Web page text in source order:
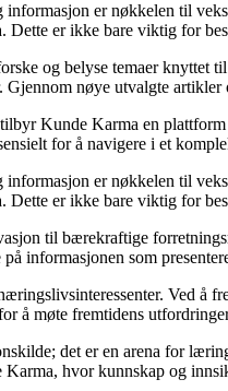
er nøkkelen til
er ikke bare viktig for
og belyse temaer knyttet
nøye utvalgte
Kunde Karma en
for å navigere i et
er nøkkelen til
er ikke bare viktig for
til bærekraftige
informasjonen som
Ved å
å møte fremtidens
det er en arena for
hvor kunnskap og